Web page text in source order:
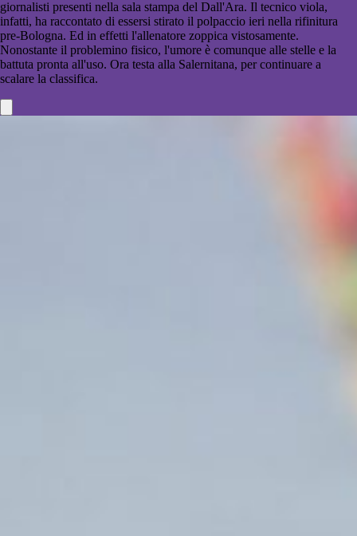
giornalisti presenti nella sala stampa del Dall'Ara. Il tecnico viola,
infatti, ha raccontato di essersi stirato il polpaccio ieri nella rifinitura
pre-Bologna. Ed in effetti l'allenatore zoppica vistosamente.
Nonostante il problemino fisico, l'umore è comunque alle stelle e la
battuta pronta all'uso. Ora testa alla Salernitana, per continuare a
scalare la classifica.